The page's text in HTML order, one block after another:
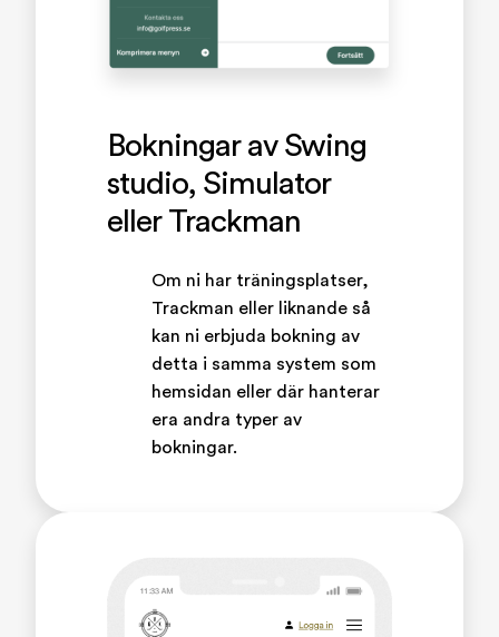
Bokningar av Swing
studio, Simulator
eller Trackman
Om ni har träningsplatser,
Trackman eller liknande så
kan ni erbjuda bokning av
detta i samma system som
hemsidan eller där hanterar
era andra typer av
bokningar.